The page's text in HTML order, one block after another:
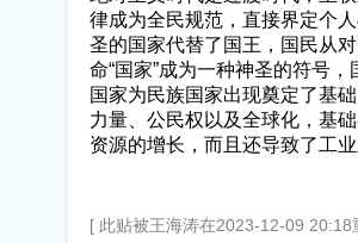
律成为全民规范，直接界定个
圣的国家代替了国王，国民从
命“国家”成为一种神圣的符号
国家为民族国家出现奠定了基
力量、公民权以及全球化，基
资源的增长，而且还导致了工
[ 此贴被王海涛在2023-12-09 20:18